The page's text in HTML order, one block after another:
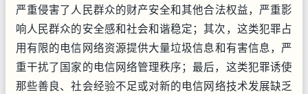
严重侵害了人民群众的财产安全和其他合法权益，严重影
响人民群众的安全感和社会和谐稳定；其次，这类犯罪占
用有限的电信网络资源提供大量垃圾信息和有害信息，严
重干扰了国家的电信网络管理秩序；最后，这类犯罪诱使
那些善良、社会经验不足或对新的电信网络技术发展缺乏